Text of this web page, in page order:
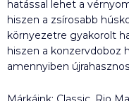
hatással lehet a
hiszen a zsírosabb
környezetre gyakorolt
hiszen a konzervdoboz
amennyiben